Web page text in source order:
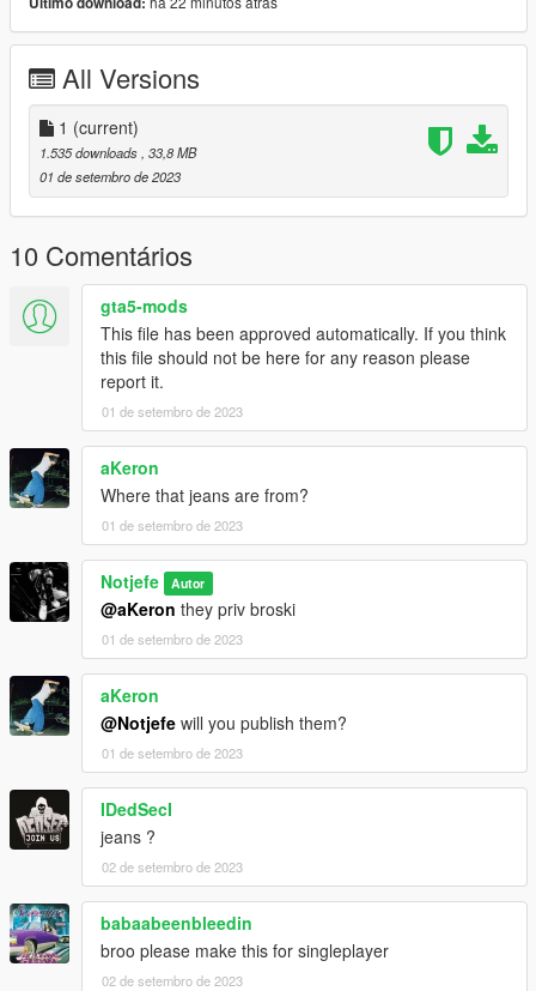
All Versions
1 (current)
1.535 downloads , 33,8 MB
01 de setembro de 2023
10 Comentários
gta5-mods
This file has been approved automatically. If you think
this file should not be here for any reason please
report it.
01 de setembro de 2023
aKeron
Where that jeans are from?
01 de setembro de 2023
Notjefe Autor
@aKeron they priv broski
01 de setembro de 2023
aKeron
@Notjefe will you publish them?
01 de setembro de 2023
IDedSecI
jeans ?
02 de setembro de 2023
babaabeenbleedin
broo please make this for singleplayer
02 de setembro de 2023